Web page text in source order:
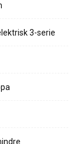
3-serie